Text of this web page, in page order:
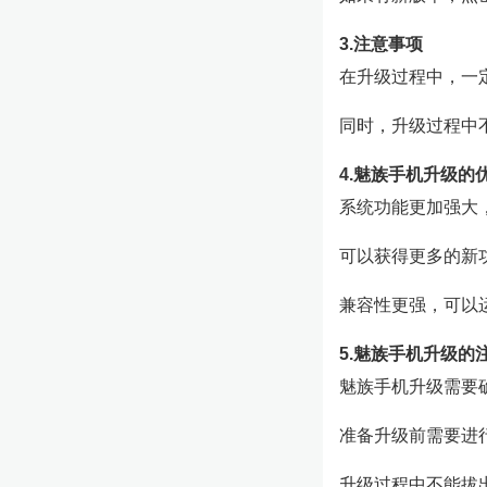
3.注意事项
在升级过程中，一
同时，升级过程中
4.魅族手机升级的
系统功能更加强大
可以获得更多的新
兼容性更强，可以
5.魅族手机升级的
魅族手机升级需要
准备升级前需要进